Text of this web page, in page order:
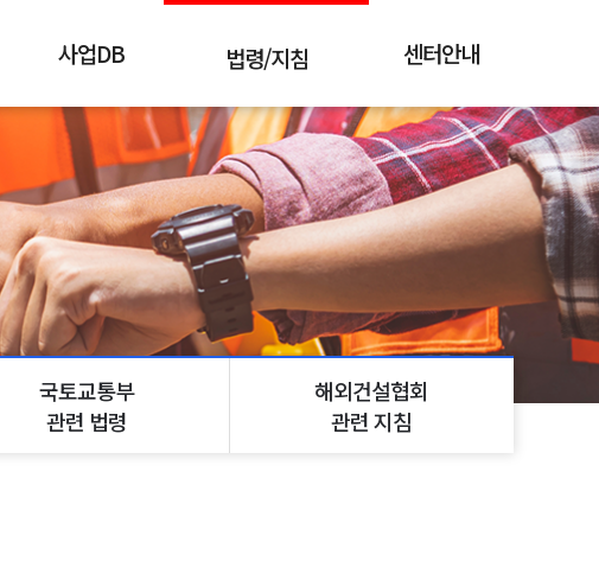
사업DB
총괄 현황
지역별 현황
국가별 현황
상세검색
법령/지침
국제개발협력기본법
국제개발협력통합평가지침
해외건설촉진법
국토교통부 관련 법령
해외건설협회 관련 지침
센터안내
설립배경
조직도
주요업무
알림마당
국토교통부
관련 법령
해외건설협회
관련 지침